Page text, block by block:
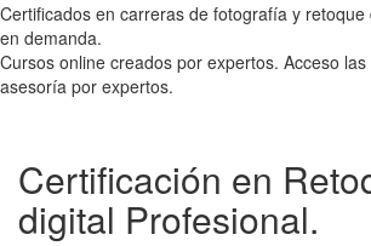
Certificados en carreras de fotografía y
en demanda.
Cursos online creados por expertos. Acceso
asesoría por expertos.
Certificación en
digital Profesional.